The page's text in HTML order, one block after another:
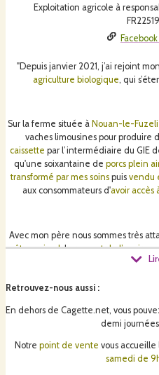
Exploitation agricole à
"Depuis janvier 2021, j’ai rejoint
agriculture biologique, qui
Sur la ferme située à Nouan-le-
vaches limousines pour produire
caissette par l’intermédiaire du GIE
qu'une soixantaine de porcs plein
transformé par mes soins puis vendu
aux consommateurs d'avoir accès
Avec mon père nous sommes très
être animal, lerespect de
nous souhaitons défendre et
Baptiste
Retrouvez-nous aussi :
En dehors de Cagette.net, vous
demi
Notre point de vente vous accueille
samedi de